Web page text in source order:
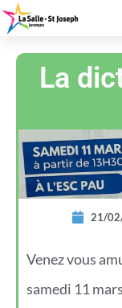
La
21/
Venez vous
samedi 11